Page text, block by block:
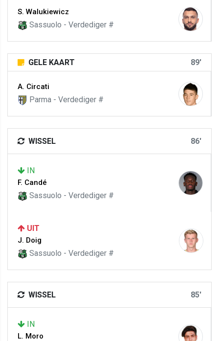
S. Walukiewicz
Sassuolo - Verdediger #
GELE KAART 89'
A. Circati
Parma - Verdediger #
WISSEL 86'
IN
F. Candé
Sassuolo - Verdediger #
UIT
J. Doig
Sassuolo - Verdediger #
WISSEL 85'
IN
L. Moro